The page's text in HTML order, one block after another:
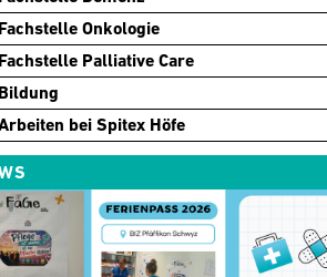
Fachstelle Onkologie
Fachstelle Palliative Care
Bildung
bei Spitex Höfe